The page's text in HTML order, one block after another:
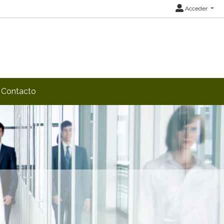
Acceder
Contacto